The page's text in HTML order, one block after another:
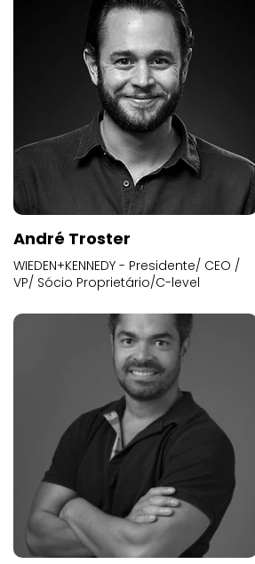
André Troster
WIEDEN+KENNEDY - Presidente/ CEO /
VP/ Sócio Proprietário/C-level